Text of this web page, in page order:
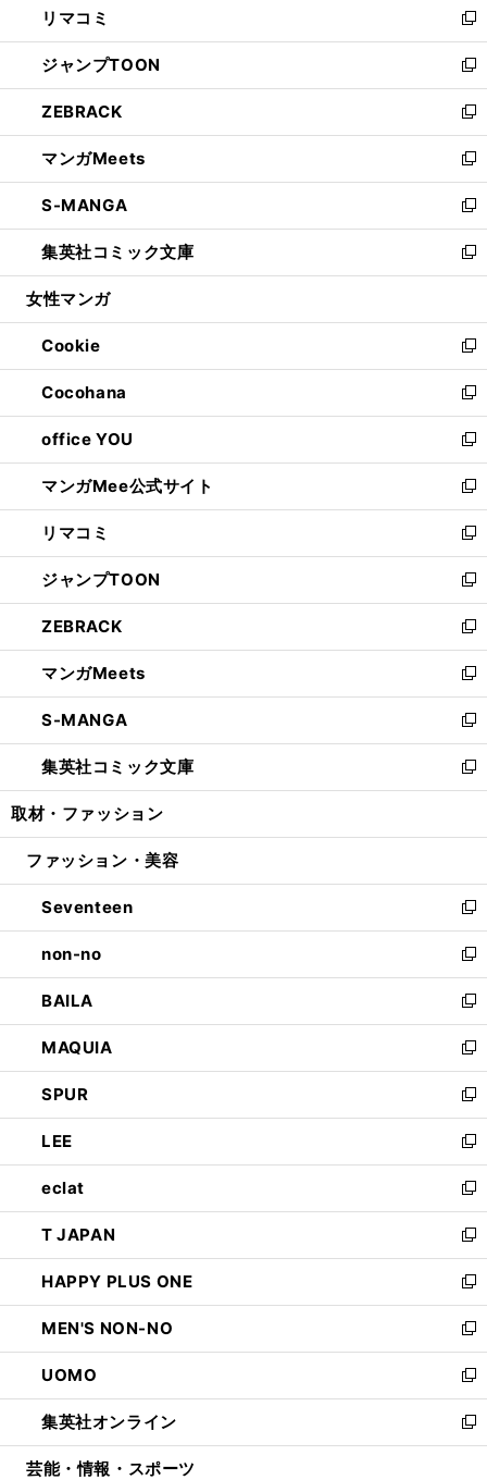
で
開
く
ド
ウ
で
開
く
ィ
ン
ド
ウ
で
開
く
い
ウ
ィ
ン
ド
ウ
で
開
く
リマコミ
新
し
い
ウ
ィ
ン
ド
ウ
で
開
く
ジャンプTOON
新
し
い
ウ
ィ
ン
ド
ウ
で
開
ZEBRACK
新
し
い
ウ
ィ
ン
ド
ウ
開
く
マンガMeets
新
し
い
ウ
ィ
ン
ウ
で
開
く
S-MANGA
新
し
い
ウ
ン
ド
ウ
で
開
く
集英社コミック文庫
新
し
ウ
ィ
ン
ド
ウ
で
開
く
女性マンガ
Cookie
新
し
い
ウ
ィ
ン
ド
ウ
で
開
く
Cocohana
新
し
い
ウ
ィ
ン
ド
ウ
で
開
く
office YOU
新
し
い
ウ
ィ
ン
ド
ウ
で
開
く
マンガMee公式サイト
新
し
い
ウ
ィ
ン
ド
ウ
で
開
く
リマコミ
新
し
い
ウ
ィ
ン
ド
ウ
で
開
く
ジャンプTOON
新
し
い
ウ
ィ
ン
ド
ウ
で
開
ZEBRACK
新
し
い
ウ
ィ
ン
ド
ウ
開
マンガMeets
新
し
い
ウ
ィ
ン
ウ
開
く
S-MANGA
新
し
い
ウ
ン
ウ
で
開
く
集英社コミック文庫
新
し
ウ
ン
ド
ウ
で
開
く
取材・ファッション
ファッション・美容
Seventeen
新
し
い
ウ
ィ
ン
ド
ウ
で
開
く
non-no
新
し
い
ウ
ィ
ン
ド
ウ
で
開
く
BAILA
新
し
い
ウ
ィ
ン
ド
ウ
で
開
く
MAQUIA
新
し
い
ウ
ィ
ン
ド
ウ
で
開
く
SPUR
新
し
い
ウ
ィ
ン
ド
ウ
で
開
く
LEE
新
し
い
ウ
ィ
ン
ド
ウ
で
開
く
eclat
新
し
い
ウ
ィ
ン
ド
ウ
で
開
く
T JAPAN
新
し
い
ウ
ィ
ン
ド
ウ
で
開
HAPPY PLUS ONE
新
し
い
ウ
ィ
ン
ド
ウ
MEN'S NON-NO
新
し
い
ウ
ィ
ン
UOMO
新
し
い
ウ
集英社オンライン
新
し
芸能・情報・スポーツ